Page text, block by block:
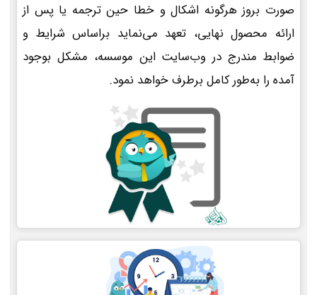
صورت بروز هرگونه اشکال و خطا حین ترجمه یا پس از
ارائه محصول نهایی، تعهد می‌نماید براساس شرایط و
ضوابط مندرج در وب‌سایت این موسسه، مشکل بوجود
آمده را به‌طور کامل برطرف خواهد نمود.